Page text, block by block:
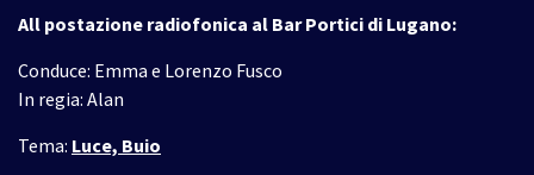
All postazione radiofonica al Bar Portici di Lugano:
Conduce: Emma e Lorenzo Fusco
In regia: Alan
Tema: Luce, Buio